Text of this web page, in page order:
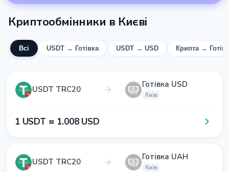
Криптообмінники в Києві
Всі USDT → Готівка USDT → USD Крипта →
USDT TRC20 Готівка USD
Київ
1​ USDT ≈ 1​.0​0​8​ USD
USDT TRC20 Готівка UAH
Київ